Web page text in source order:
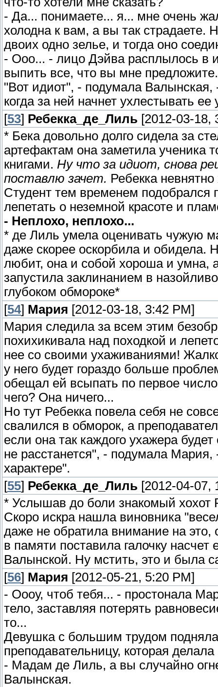
- Да... понимаете... я... мне очень
холодна к вам, а вы так
двоих одно зелье, и тогда оно
- Ооо... - лицо Дэйва расплылось в
выпить все, что вы мне
"Вот идиот", - подумала
когда за ней начнет ухлестывать ее
[53] Ребекка_де_Лиль [2012-03-18,
* Бека довольно долго сидела за
артефактам она заметила ученика
книгами. Ну что за идиот, снова
поставлю зачет. Ребекка
Студент тем временем подобрался
лепетать о неземной красоте и
- Неплохо, неплохо...
* де Лиль умела оценивать чужую
даже скорее оскорбила и обидела.
любит, она и собой хороша и умна,
запустила заклинанием в
глубоком обмороке*
[54] Мария [2012-03-18, 3:42 PM]
Мария следила за всем этим
похихикивала над походкой и
нее со своими ухаживаниями!
у него будет гораздо больше
обещал ей всыпать по первое
чего? Она ничего...
Но тут Ребекка повела себя не
свалился в обморок, а
если она так каждого ухажера
не расстанется", - подумала Мария,
характере".
[55] Ребекка_де_Лиль [2012-04-07,
* Услышав до боли знакомый хохот
Скоро искра нашла виновника
даже не обратила внимание на
в памяти поставила галочку
Валынской. Ну мстить, это и была
[56] Мария [2012-05-21, 5:20 PM]
- Оооу, чтоб тебя... - простонала
тело, заставляя потерять
то...
Девушка с большим трудом
преподавательницу, которая
- Мадам де Лиль, а вы случайно
Валынская.